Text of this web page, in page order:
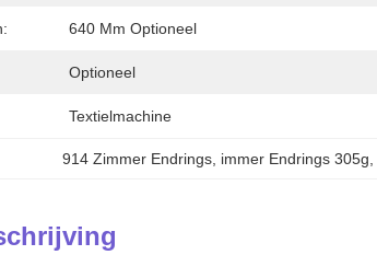
640 Mm Optioneel
Optioneel
Textielmachine
914 Zimmer Endrings immer Endrings 305g